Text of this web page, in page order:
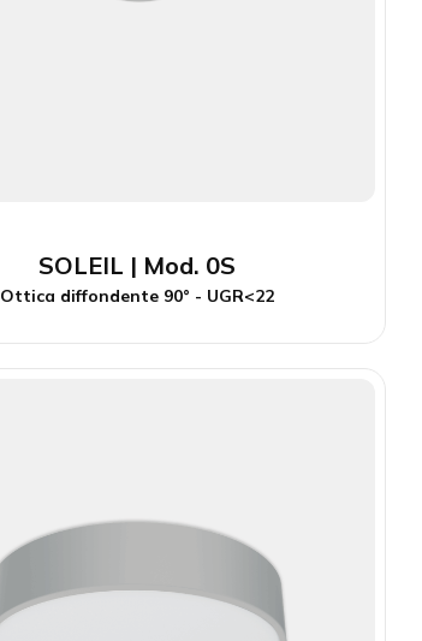
SOLEIL | Mod. 0S
Ottica diffondente 90° - UGR<22